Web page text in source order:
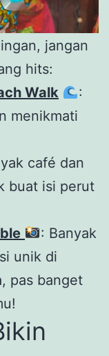
jangan
hits:
Walk
:
menikmati
café dan
buat isi perut
: Banyak
unik di
pas banget